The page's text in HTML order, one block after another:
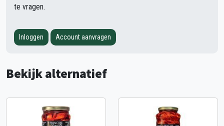
te vragen.
Inloggen Account aanvragen
Bekijk alternatief